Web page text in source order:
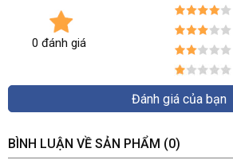
0 đánh giá
Đánh giá của bạn
BÌNH LUẬN VỀ SẢN PHẨM (0)